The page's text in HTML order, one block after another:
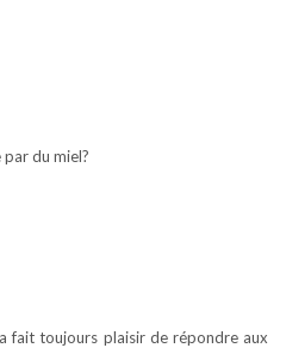
du miel?
fait toujours plaisir de répondre aux